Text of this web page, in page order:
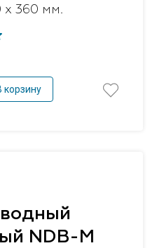
x 360 мм.
корзину
NDB-M